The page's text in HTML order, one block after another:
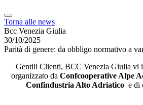
Torna alle news
Bcc Venezia Giulia
30/10/2025
Parità di genere: da obbligo normativo a
Gentili Clienti, BCC Venezia Giulia vi
organizzato da Confcooperative Alpe
Confindustria Alto Adriaticoe di